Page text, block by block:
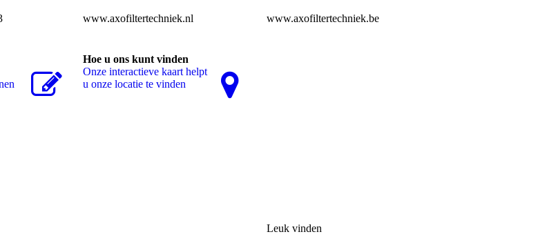
www.axofiltertechniek.nl
Hoe u ons kunt vinden
Onze interactieve kaart helpt
u onze locatie te vinden
www.axofiltertechniek.be
Leuk vinden